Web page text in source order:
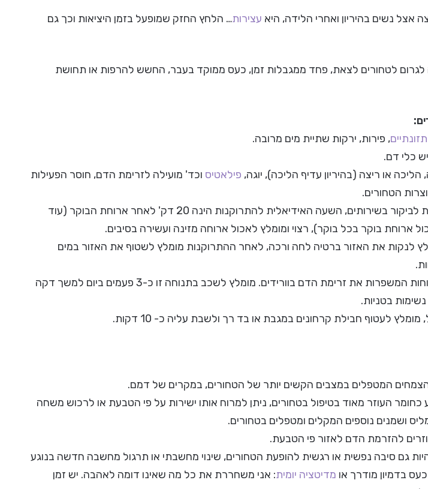
עצירות… הלחץ החזק שמופעל בזמן היציאות וכך גם
לגרום לטחורים לצאת, פחד ממגבלות זמן, כעס ממוקד בעבר, החשש להרפות או תחושת
, פירות, ירקות שתיית מים מרובה.
פילאטיס וכד' מועילה לזרימת הדם, חוסר הפעילות
הטחורים.
4. קבעי לך שעות קבועות לביקור בשירותים, השעה האידיאלית להתרוקנות הינה 20 דק' לאחר ארוחת הבוקר (עוד
ארוחת בוקר בכל בוקר), רצוי ומומלץ לאכול ארוחה מזינה ועשירה בסיבים.
לנקות את האזור ברטיה לחה ורכה, לאחר ההתרוקנות מומלץ לשטוף את האזור במים
5. תנוחת נר, אחת התנוחות המשפרות את זרימת הדם בוורידים. מומלץ לשכב בתנוחה זו כ-3 פעמים ביום למשך דקה
בטניות.
המטפלים במצבים הקשים יותר של הטחורים, במקרים של דמם.
כחומר העוזר מאוד בטיפול בטחורים, ניתן למרוח אותו ישירות על פי הטבעת או לרכוש משחה
ושמנים נוספים המקלים ומטפלים בטחורים.
להיות גם סיבה נפשית או רגשית להופעת הטחורים, שינוי מחשבתי או תרגול מחשבה חדשה בנוגע
בדמיון מודרך או מדיטציה יומית: אני משחררת את כל מה שאינו דומה לאהבה. יש זמן